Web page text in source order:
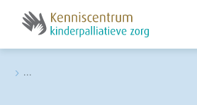
Skip to main content
› ...